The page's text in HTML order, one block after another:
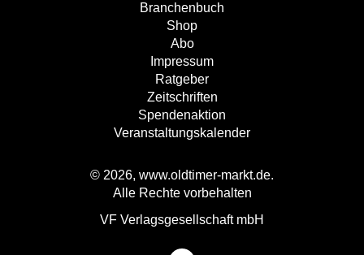
Branchenbuch
Shop
Abo
Impressum
Ratgeber
Zeitschriften
Spendenaktion
Veranstaltungskalender
© 2026, www.oldtimer-markt.de.
Alle Rechte vorbehalten
VF Verlagsgesellschaft mbH